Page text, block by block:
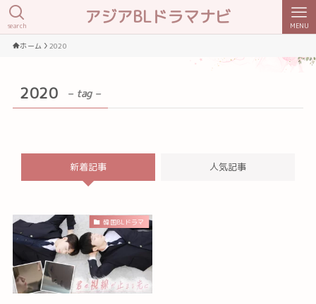
アジアBLドラマナビ
search MENU
ホーム 2020
2020 – tag –
新着記事 人気記事
韓国BLドラマ